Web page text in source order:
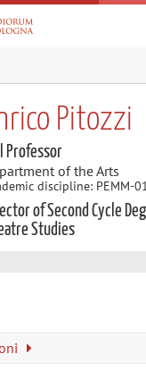
Pitozzi
Professor
of the Arts
discipline: PEMM-
of Second Cycle
Studies